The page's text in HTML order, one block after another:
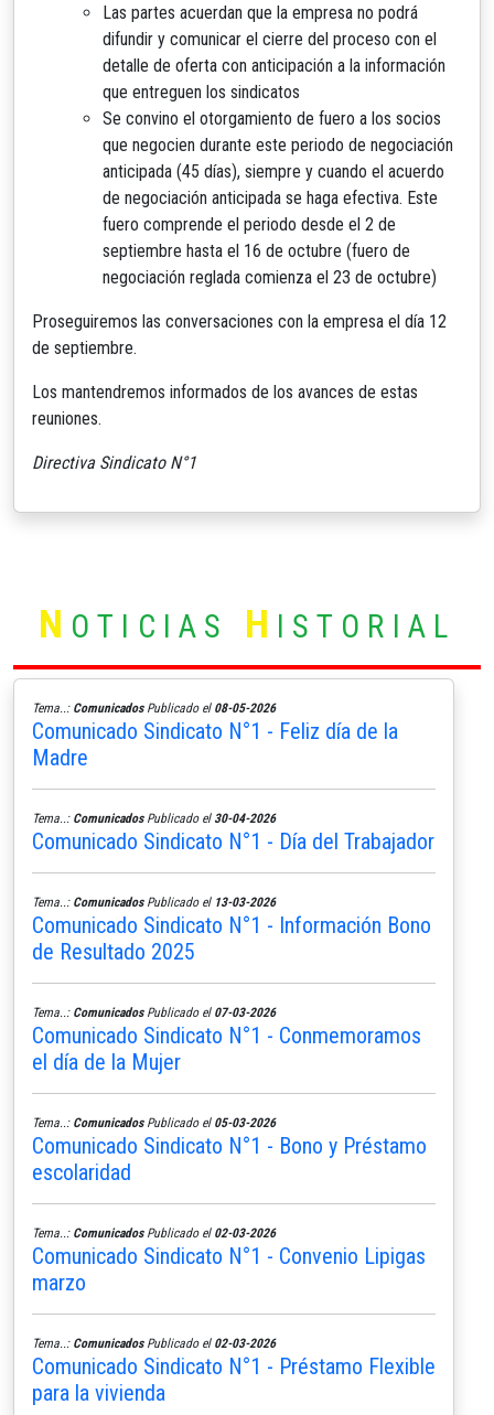
Las partes acuerdan que la empresa no podrá
difundir y comunicar el cierre del proceso con el
detalle de oferta con anticipación a la información
que entreguen los sindicatos
Se convino el otorgamiento de fuero a los socios
que negocien durante este periodo de negociación
anticipada (45 días), siempre y cuando el acuerdo
de negociación anticipada se haga efectiva. Este
fuero comprende el periodo desde el 2 de
septiembre hasta el 16 de octubre (fuero de
negociación reglada comienza el 23 de octubre)
Proseguiremos las conversaciones con la empresa el día 12
de septiembre.
Los mantendremos informados de los avances de estas
reuniones.
Directiva Sindicato N°1
N OTICIAS H ISTORIAL
Tema..: ComunicadosPublicado el 08-05-2026
Comunicado Sindicato N°1 - Feliz día de la
Madre
Tema..: ComunicadosPublicado el 30-04-2026
Comunicado Sindicato N°1 - Día del Trabajador
Tema..: ComunicadosPublicado el 13-03-2026
Comunicado Sindicato N°1 - Información Bono
de Resultado 2025
Tema..: ComunicadosPublicado el 07-03-2026
Comunicado Sindicato N°1 - Conmemoramos
el día de la Mujer
Tema..: ComunicadosPublicado el 05-03-2026
Comunicado Sindicato N°1 - Bono y Préstamo
escolaridad
Tema..: ComunicadosPublicado el 02-03-2026
Comunicado Sindicato N°1 - Convenio Lipigas
marzo
Tema..: ComunicadosPublicado el 02-03-2026
Comunicado Sindicato N°1 - Préstamo Flexible
para la vivienda